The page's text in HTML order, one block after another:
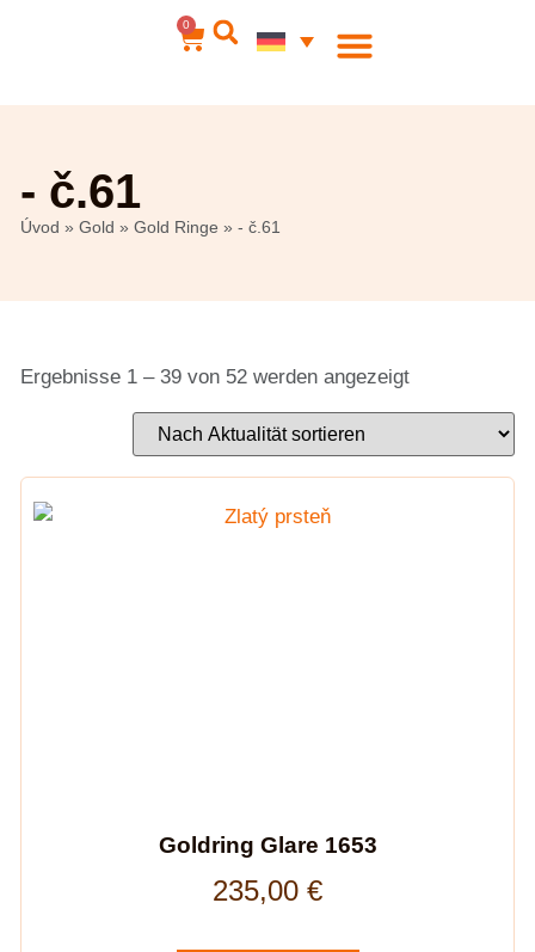
0
- č.61
Úvod » Gold » Gold Ringe » - č.61
Ergebnisse 1 – 39 von 52 werden angezeigt
Goldring Glare 1653
235,00 €